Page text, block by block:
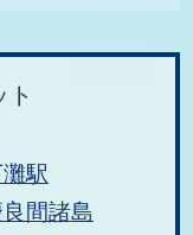
駅
良間諸島